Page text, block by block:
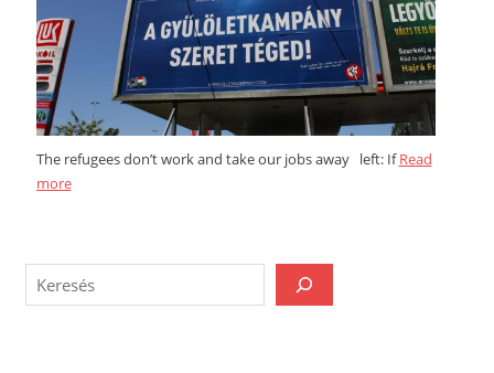
The refugees don’t work and take our jobs away left: IfRead
more